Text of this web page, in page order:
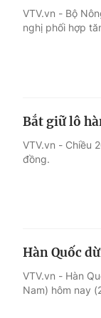
VTV.vn - Bộ
nghị phối hợp
Bắt giữ lô
VTV.vn - Chiều
đồng.
Hàn Quốc
VTV.vn - Hàn
Nam) hôm nay